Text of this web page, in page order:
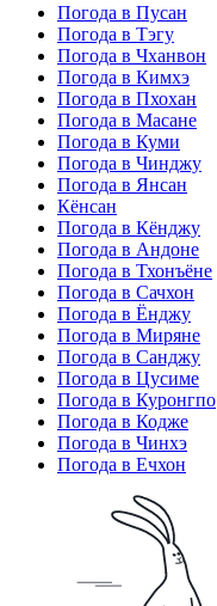
Погода в Пусан
Погода в Тэгу
Погода в Чханвон
Погода в Кимхэ
Погода в Пхохан
Погода в Масане
Погода в Куми
Погода в Чинджу
Погода в Янсан
Кёнсан
Погода в Кёнджу
Погода в Андоне
Погода в Тхонъёне
Погода в Сачхон
Погода в Ёнджу
Погода в Миряне
Погода в Санджу
Погода в Цусиме
Погода в Куронгпо
Погода в Кодже
Погода в Чинхэ
Погода в Ечхон